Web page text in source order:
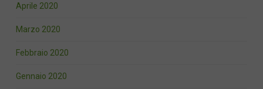
Aprile 2020
Marzo 2020
Febbraio 2020
Gennaio 2020